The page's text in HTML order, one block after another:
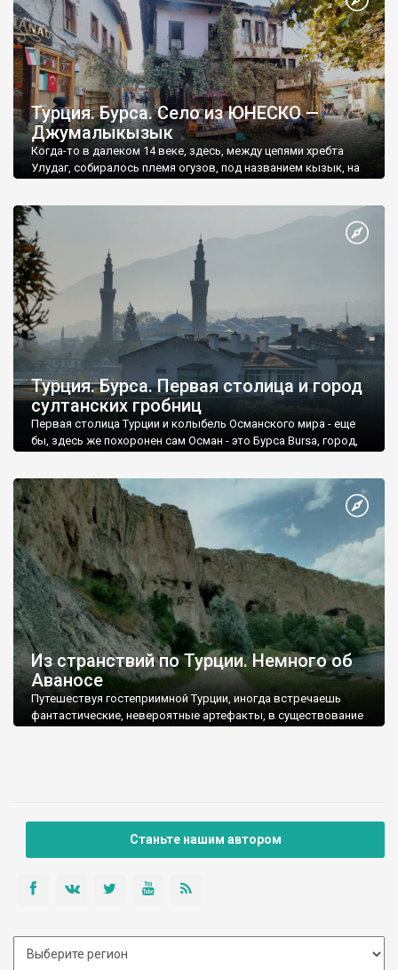
Турция. Бурса. Село из ЮНЕСКО —
Джумалыкызык
Когда-то в далеком 14 веке, здесь, между цепями хребта
Улудаг, собиралось племя огузов, под названием кызык, на
Турция. Бурса. Первая столица и город
султанских гробниц
Первая столица Турции и колыбель Османского мира - еще
бы, здесь же похоронен сам Осман - это Бурса Bursa, город,
Из странствий по Турции. Немного об
Аваносе
Путешествуя гостеприимной Турции, иногда встречаешь
фантастические, невероятные артефакты, в существование
Станьте нашим автором